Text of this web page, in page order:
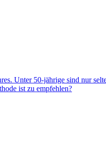
Unter 50-jährige sind nur
ist zu empfehlen?